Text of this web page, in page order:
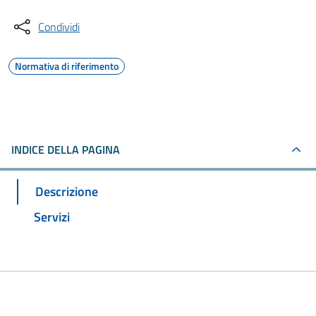
Condividi
Normativa di riferimento
INDICE DELLA PAGINA
Descrizione
Servizi